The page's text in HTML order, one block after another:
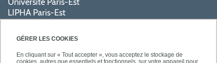
GÉRER LES COOKIES
En cliquant sur « Tout accepter », vous acceptez le stockage de
LIPHA Paris-Est
Campus Centre de Créteil
61, avenue du Général de Gaulle